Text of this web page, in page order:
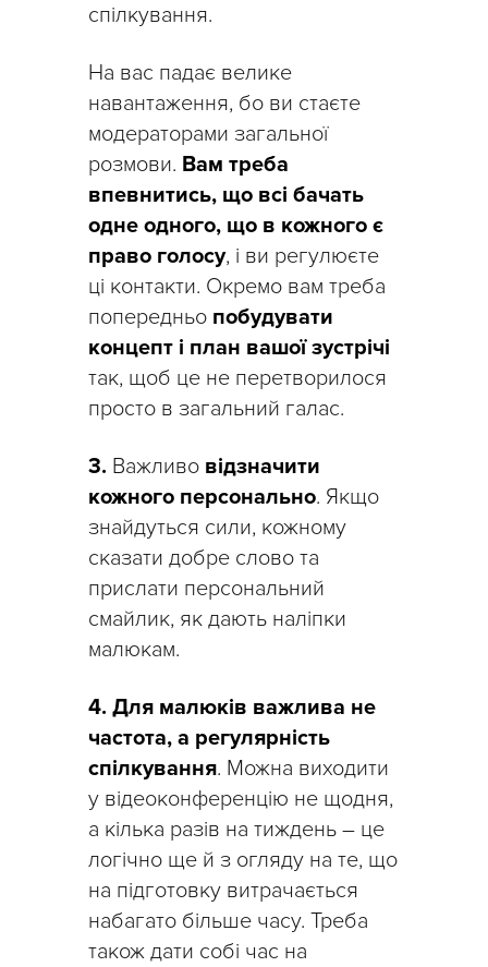
спілкування.
На вас падає велике
навантаження, бо ви стаєте
модераторами загальної
розмови. Вам треба
впевнитись, що всі бачать
одне одного, що в кожного є
право голосу, і ви регулюєте
ці контакти. Окремо вам треба
попередньо побудувати
концепт і план вашої зустрічі
так, щоб це не перетворилося
просто в загальний галас.
3. Важливо відзначити
кожного персонально. Якщо
знайдуться сили, кожному
сказати добре слово та
прислати персональний
смайлик, як дають наліпки
малюкам.
4. Для малюків важлива не
частота, а регулярність
спілкування. Можна виходити
у відеоконференцію не щодня,
а кілька разів на тиждень – це
логічно ще й з огляду на те, що
на підготовку витрачається
набагато більше часу. Треба
також дати собі час на